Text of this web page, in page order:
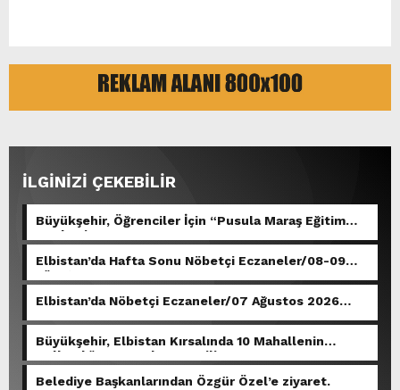
İLGİNİZİ ÇEKEBİLİR
Büyükşehir, Öğrenciler İçin “Pusula Maraş Eğitim
Merkezi” Açıyor.
Elbistan’da Hafta Sonu Nöbetçi Eczaneler/08-09
Ağustos 2026
Elbistan’da Nöbetçi Eczaneler/07 Ağustos 2026
Büyükşehir, Elbistan Kırsalında 10 Mahallenin
Kullandığı Grup Yolunu Yeniliyor.
Belediye Başkanlarından Özgür Özel’e ziyaret.